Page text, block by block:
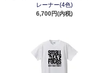
レーナー(4色)
6,700円(内税)